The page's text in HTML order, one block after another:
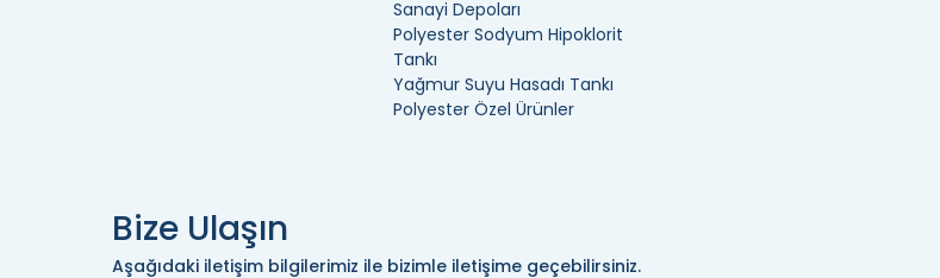
Sanayi Depoları
Polyester Sodyum Hipoklorit
Tankı
Yağmur Suyu Hasadı Tankı
Polyester Özel Ürünler
Bize Ulaşın
Aşağıdaki iletişim bilgilerimiz ile bizimle iletişime geçebilirsiniz.